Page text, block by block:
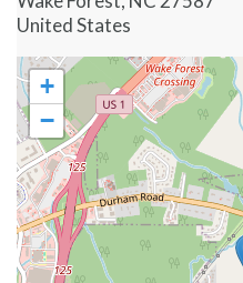
United States
+
−